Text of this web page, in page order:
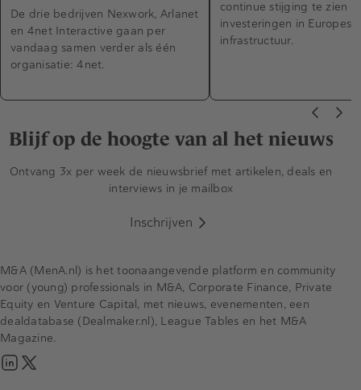
De drie bedrijven Nexwork, Arlanet
en 4net Interactive gaan per
vandaag samen verder als één
organisatie: 4net.
continue stijging te zien in
investeringen in Europese
infrastructuur.
Blijf op de hoogte van al het nieuws
Ontvang 3x per week de nieuwsbrief met artikelen, deals en
interviews in je mailbox
Inschrijven
M&A (MenA.nl) is het toonaangevende platform en community
voor (young) professionals in M&A, Corporate Finance, Private
Equity en Venture Capital, met nieuws, evenementen, een
dealdatabase (Dealmaker.nl), League Tables en het M&A
Magazine.